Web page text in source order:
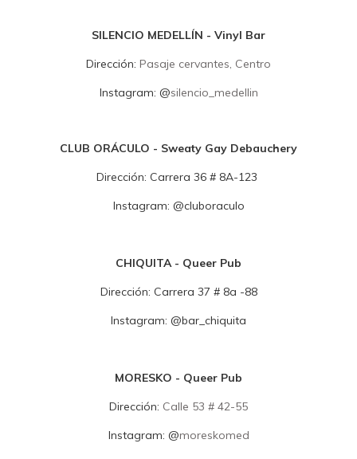
SILENCIO MEDELLÍN - Vinyl Bar
Dirección: Pasaje cervantes, Centro
Instagram: @silencio_medellin
CLUB ORÁCULO - Sweaty Gay Debauchery
Dirección: Carrera 36 # 8A-123
Instagram: @cluboraculo
CHIQUITA - Queer Pub
Dirección: Carrera 37 # 8a -88
Instagram: @bar_chiquita
MORESKO - Queer Pub
Dirección: Calle 53 # 42-55
Instagram: @moreskomed